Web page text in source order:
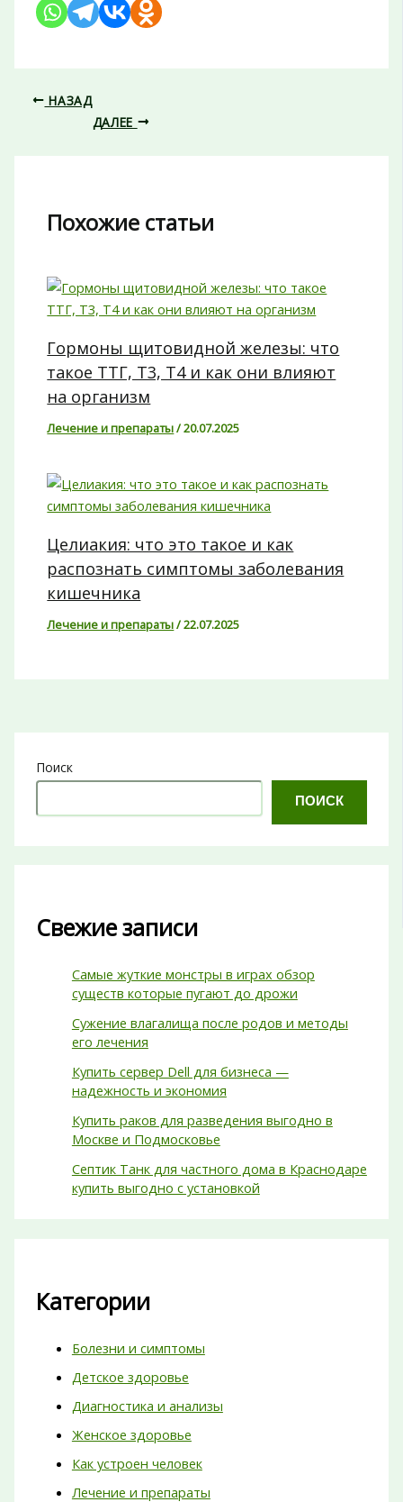
НАЗАД
ДАЛЕЕ
Похожие статьи
Гормоны щитовидной железы: что
такое ТТГ, Т3, Т4 и как они влияют
на организм
Лечение и препараты/20.07.2025
Целиакия: что это такое и как
распознать симптомы заболевания
кишечника
Лечение и препараты/22.07.2025
Поиск
ПОИСК
Свежие записи
Самые жуткие монстры в играх обзор
существ которые пугают до дрожи
Сужение влагалища после родов и методы
его лечения
Купить сервер Dell для бизнеса —
надежность и экономия
Купить раков для разведения выгодно в
Москве и Подмосковье
Септик Танк для частного дома в Краснодаре
купить выгодно с установкой
Категории
Болезни и симптомы
Детское здоровье
Диагностика и анализы
Женское здоровье
Как устроен человек
Лечение и препараты